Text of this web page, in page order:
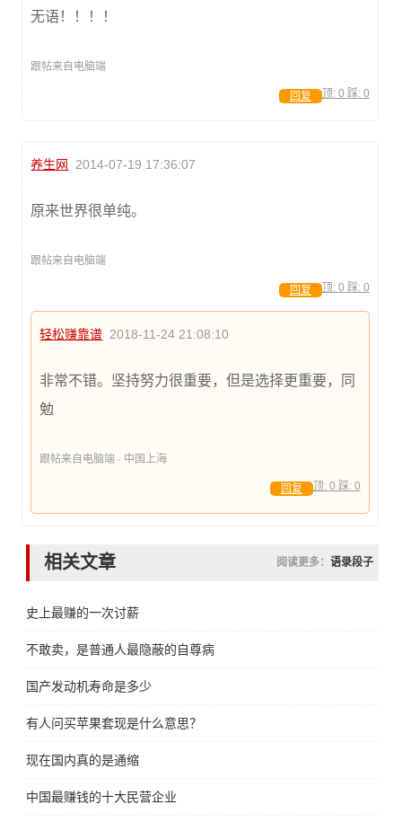
无语！！！！
跟帖来自电脑端
顶: 0 踩: 0
回复
养生网 2014-07-19 17:36:07
原来世界很单纯。
跟帖来自电脑端
顶: 0 踩: 0
回复
轻松赚靠谱 2018-11-24 21:08:10
非常不错。坚持努力很重要，但是选择更重要，同
勉
跟帖来自电脑端 · 中国上海
顶: 0 踩: 0
回复
相关文章 阅读更多： 语录段子
史上最赚的一次讨薪
不敢卖，是普通人最隐蔽的自尊病
国产发动机寿命是多少
有人问买苹果套现是什么意思？
现在国内真的是通缩
中国最赚钱的十大民营企业